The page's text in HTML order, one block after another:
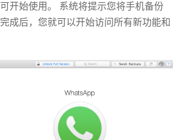
开始使用。 系统将提示您将手机备份
成后，您就可以开始访问所有新功能和